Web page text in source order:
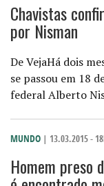
Chavistas
por Nisman
De VejaHá dois
se passou em 18
federal Alberto
MUNDO | 13.03.2015 -
Homem preso